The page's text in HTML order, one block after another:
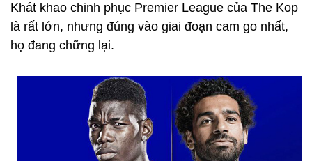
Khát khao chinh phục Premier League của The Kop
là rất lớn, nhưng đúng vào giai đoạn cam go nhất,
họ đang chững lại.